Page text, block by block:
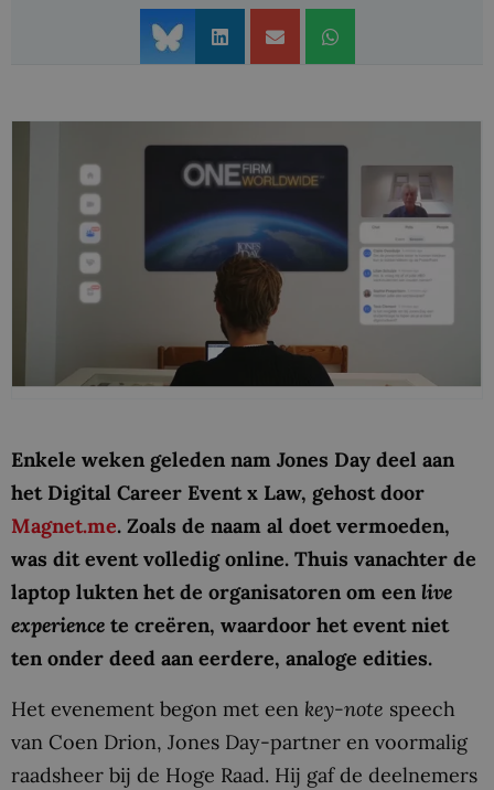
Enkele weken geleden nam Jones Day deel aan
het Digital Career Event x Law, gehost door
Magnet.me. Zoals de naam al doet vermoeden,
was dit event volledig online. Thuis vanachter de
laptop lukten het de organisatoren om een live
experience te creëren, waardoor het event niet
ten onder deed aan eerdere, analoge edities.
Het evenement begon met een key-note speech
van Coen Drion, Jones Day-partner en voormalig
raadsheer bij de Hoge Raad. Hij gaf de deelnemers